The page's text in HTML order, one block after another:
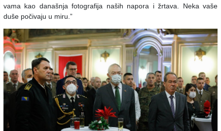
vama kao današnja fotografija naših napora i žrtava. Neka vaše
duše počivaju u miru.”